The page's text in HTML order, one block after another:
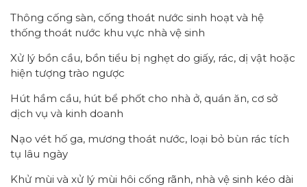
Thông cống sàn, cống thoát nước sinh hoạt và hệ
thống thoát nước khu vực nhà vệ sinh
Xử lý bồn cầu, bồn tiểu bị nghẹt do giấy, rác, dị vật hoặc
hiện tượng trào ngược
Hút hầm cầu, hút bể phốt cho nhà ở, quán ăn, cơ sở
dịch vụ và kinh doanh
Nạo vét hố ga, mương thoát nước, loại bỏ bùn rác tích
tụ lâu ngày
Khử mùi và xử lý mùi hôi cống rãnh, nhà vệ sinh kéo dài